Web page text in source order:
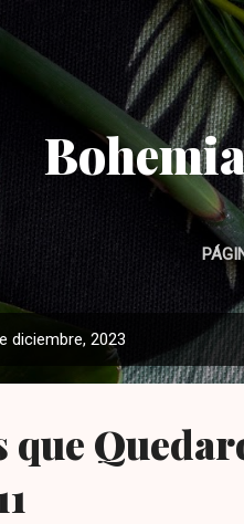
Ir al
diciembre, 2023
que